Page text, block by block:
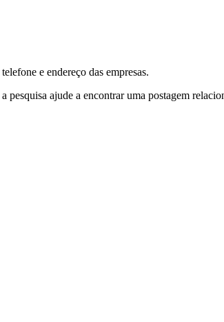
e endereço das empresas.
ajude a encontrar uma postagem